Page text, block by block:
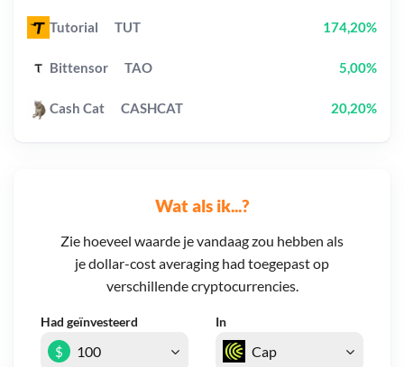
Wat als ik...?
Zie hoeveel waarde je vandaag zou hebben als
je dollar-cost averaging had toegepast op
verschillende cryptocurrencies.
Had geïnvesteerd In
$
Tutorial TUT 174,20%
Bittensor TAO 5,00%
Cash Cat CASHCAT 20,20%